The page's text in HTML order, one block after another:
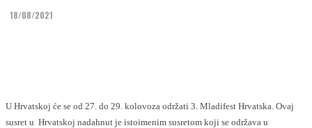
18/08/2021
U Hrvatskoj će se od 27. do 29. kolovoza održati 3. Mladifest Hrvatska. Ovaj
susret u Hrvatskoj nadahnut je istoimenim susretom koji se održava u